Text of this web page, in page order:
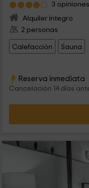
3 opiniones
Alquiler íntegro
2 personas
Calefacción Sauna
Reserva inmediata
Cancelación 14 días